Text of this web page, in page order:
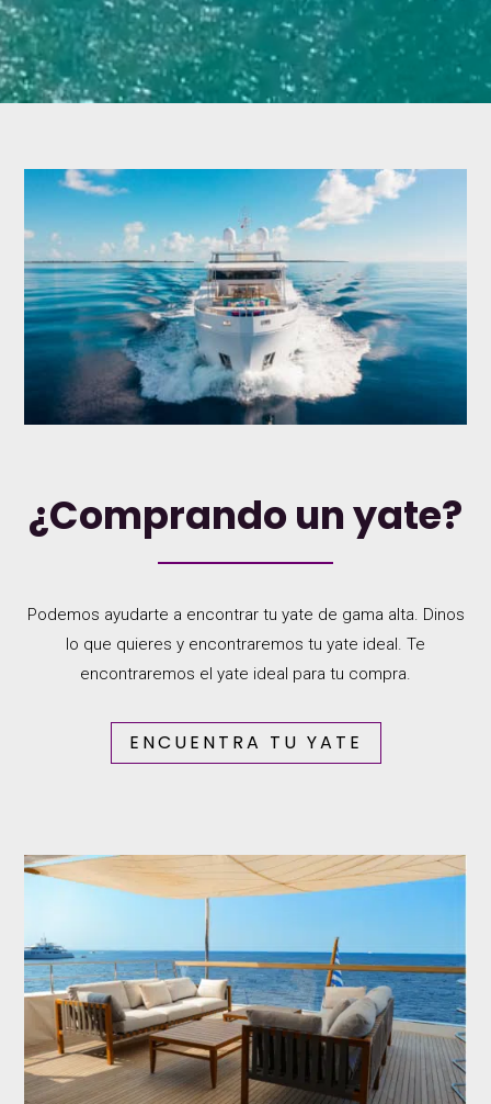
¿Comprando un yate?
Podemos ayudarte a encontrar tu yate de gama alta. Dinos
lo que quieres y encontraremos tu yate ideal. Te
encontraremos el yate ideal para tu compra.
ENCUENTRA TU YATE